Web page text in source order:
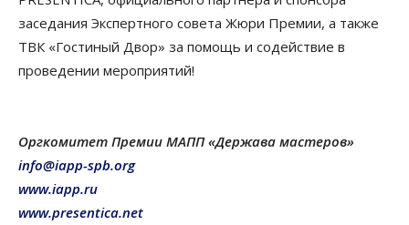
заседания Экспертного совета Жюри Премии, а также
ТВК «Гостиный Двор» за помощь и содействие в
проведении мероприятий!
Оргкомитет Премии МАПП «Держава мастеров»
info@iapp-spb.org
www.iapp.ru
www.presentica.net